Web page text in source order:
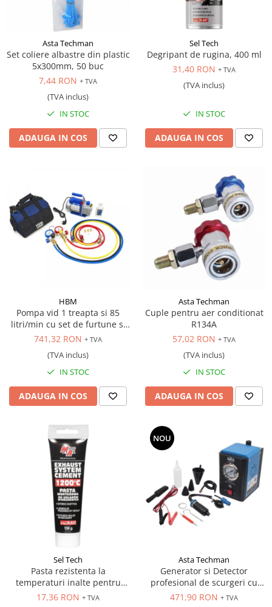
Antrenor articulat si culisant
Ciocan, levier, dalti si dornuri
Cleste si set clesti
Clicheti
Perie de sarma
Prese si extractoare
Reparat filete
Scule camioane
Scule diverse mecanica
combustibil
Scule sistem franare
Scule speciale
Scule supape
Scule suspensie
Set burghie si freze
Set chei
Set prelungitoare
Set surubelnite
Testare cuplu dinamometric de
strangere
Trusa / Set tarozi si filiere
Tubulare speciale
Asta Techman
Set coliere albastre din plastic
5x300mm, 50 buc
7,44 RON + TVA
(TVA inclus)
IN STOC
ADAUGA IN COS
Sel Tech
Degripant de rugina, 400 ml
31,40 RON + TVA
(TVA inclus)
IN STOC
ADAUGA IN COS
HBM
Pompa vid 1 treapta si 85
litri/min cu set de furtune si
manometre
741,32 RON + TVA
(TVA inclus)
IN STOC
ADAUGA IN COS
Asta Techman
Cuple pentru aer conditionat
R134A
57,02 RON + TVA
(TVA inclus)
IN STOC
ADAUGA IN COS
Sel Tech
Pasta rezistenta la
temperaturi inalte pentru
reparat sistemul de evacuare,
17,36 RON + TVA
NOU
Asta Techman
Generator si Detector
profesional de scurgeri cu
fum, 12V
471,90 RON + TVA